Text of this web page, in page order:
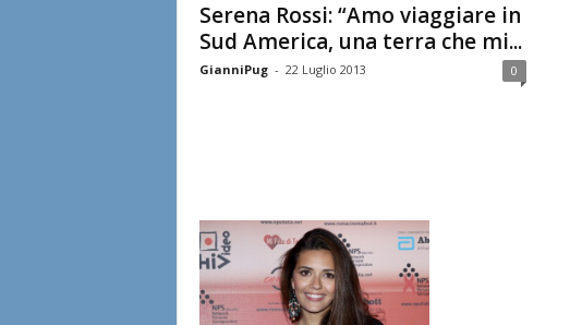
Serena Rossi: “Amo viaggiare in
Sud America, una terra che mi...
GianniPug - 22 Luglio 2013 0